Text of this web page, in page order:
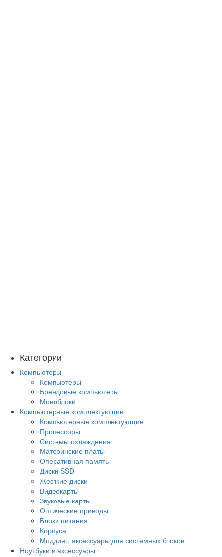
Категории
Компьютеры
Компьютеры
Брендовые компьютеры
Моноблоки
Компьютерные комплектующие
Компьютерные комплектующие
Процессоры
Системы охлаждения
Материнские платы
Оперативная память
Диски SSD
Жесткие диски
Видеокарты
Звуковые карты
Оптические приводы
Блоки питания
Корпуса
Моддинг, аксессуары для системных блоков
Ноутбуки и аксессуары